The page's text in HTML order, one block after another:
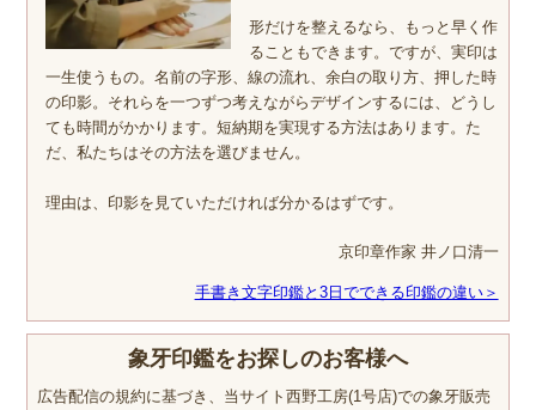
形だけを整えるなら、もっと早く作
ることもできます。ですが、実印は
一生使うもの。名前の字形、線の流れ、余白の取り方、押した時
の印影。それらを一つずつ考えながらデザインするには、どうし
ても時間がかかります。短納期を実現する方法はあります。た
だ、私たちはその方法を選びません。
理由は、印影を見ていただければ分かるはずです。
京印章作家 井ノ口清一
手書き文字印鑑と3日でできる印鑑の違い＞
象牙印鑑をお探しのお客様へ
広告配信の規約に基づき、当サイト西野工房(1号店)での象牙販売